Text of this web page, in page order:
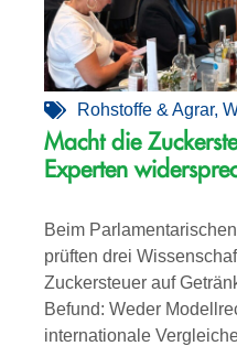
Rohstoffe & Agrar,
Macht die
Experten
Beim
prüften drei
Zuckersteuer auf
Befund: Weder
internationale